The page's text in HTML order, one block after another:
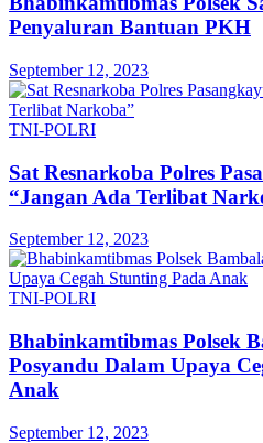
Penyaluran Bantuan PKH
September 12, 2023
TNI-POLRI
Sat Resnarkoba Polres
“Jangan Ada Terlibat
September 12, 2023
TNI-POLRI
Bhabinkamtibmas Polsek
Posyandu Dalam Upaya
Anak
September 12, 2023